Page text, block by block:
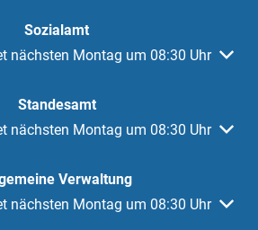
Sozialamt
Öffnungs- oder Schließzeiten
nächsten Montag um 08:30 Uhr
Standesamt
Öffnungs- oder Schließzeiten
nächsten Montag um 08:30 Uhr
Verwaltung
Öffnungs- oder Schließzeiten
nächsten Montag um 08:30 Uhr